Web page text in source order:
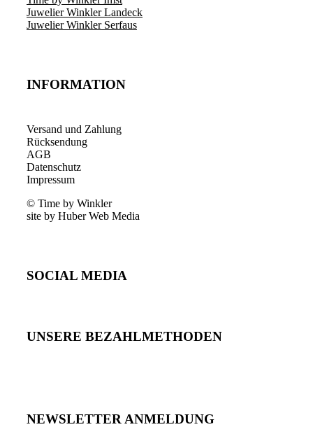
Juwelier Winkler Landeck
Juwelier Winkler Serfaus
INFORMATION
Versand und Zahlung
Rücksendung
AGB
Datenschutz
Impressum
© Time by Winkler
site by Huber Web Media
SOCIAL MEDIA
UNSERE BEZAHLMETHODEN
NEWSLETTER ANMELDUNG